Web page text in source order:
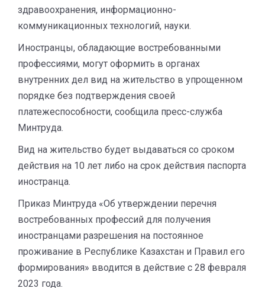
здравоохранения, информационно-
коммуникационных технологий, науки.
Иностранцы, обладающие востребованными
профессиями, могут оформить в органах
внутренних дел вид на жительство в упрощенном
порядке без подтверждения своей
платежеспособности, сообщила пресс-служба
Минтруда.
Вид на жительство будет выдаваться со сроком
действия на 10 лет либо на срок действия паспорта
иностранца.
Приказ Минтруда «Об утверждении перечня
востребованных профессий для получения
иностранцами разрешения на постоянное
проживание в Республике Казахстан и Правил его
формирования» вводится в действие c 28 февраля
2023 года.